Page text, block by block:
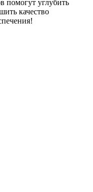
помогут углубить
качество